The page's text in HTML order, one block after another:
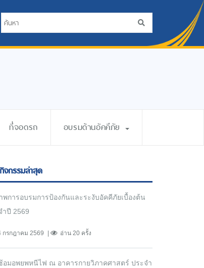
ที่จอดรถ อบรมด้านอัคคีภัย
จกรรมล่าสุด
พการอบรมการป้องกันและระงับอัคคีภัยเบื้องต้น
ำปี 2569
กรกฎาคม 2569 อ่าน 20 ครั้ง
อมอพยพหนีไฟ ณ อาคารกายวิภาคศาสตร์ ประจำ